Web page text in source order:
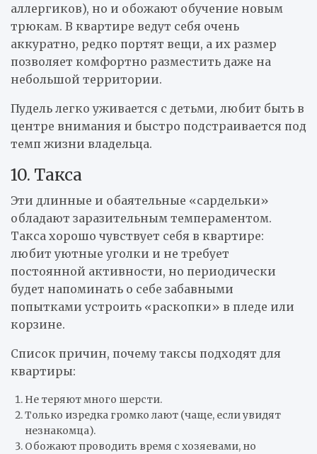
аллергиков), но и обожают обучение новым
трюкам. В квартире ведут себя очень
аккуратно, редко портят вещи, а их размер
позволяет комфортно разместить даже на
небольшой территории.
Пудель легко уживается с детьми, любит быть в
центре внимания и быстро подстраивается под
темп жизни владельца.
10. Такса
Эти длинные и обаятельные «сардельки»
обладают заразительным темпераментом.
Такса хорошо чувствует себя в квартире:
любит уютные уголки и не требует
постоянной активности, но периодически
будет напоминать о себе забавными
попытками устроить «раскопки» в пледе или
корзине.
Список причин, почему таксы подходят для
квартиры:
Не теряют много шерсти.
Только изредка громко лают (чаще, если увидят
незнакомца).
Обожают проводить время с хозяевами, но